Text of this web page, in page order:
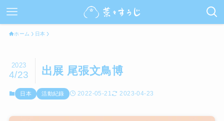
ホーム 日本
出展 尾張文鳥博
2023
4/23
日本 活動紀錄 2022-05-21 2023-04-23